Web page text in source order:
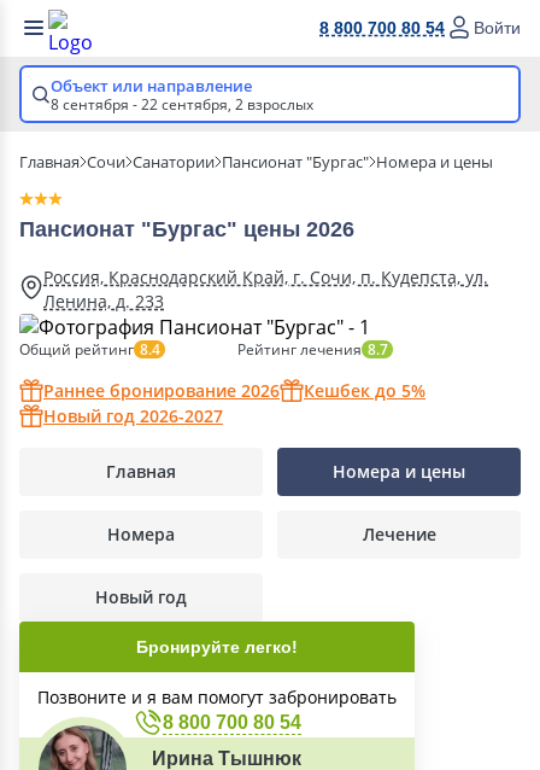
8 800 700 80 54 Войти
Объект или направление
8 сентября - 22 сентября, 2 взрослых
Главная Сочи Санатории Пансионат "Бургас" Номера и цены
Пансионат "Бургас" цены 2026
Россия, Краснодарский Край, г. Сочи, п. Кудепста, ул.
Ленина, д. 233
Рейтинг лечения 8.7
Общий рейтинг 8.4
Раннее бронирование 2026
Кешбек до 5%
Новый год 2026-2027
Главная Номера и цены
Номера Лечение
Новый год
Бронируйте легко!
Позвоните и я вам помогут забронировать
8 800 700 80 54
Ирина Тышнюк